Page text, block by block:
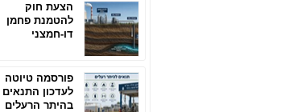
הצעת חוק
להטמנת פחמן
דו-חמצני
פורסמה טיוטה
לעדכון התנאים
בהיתר הרעלים